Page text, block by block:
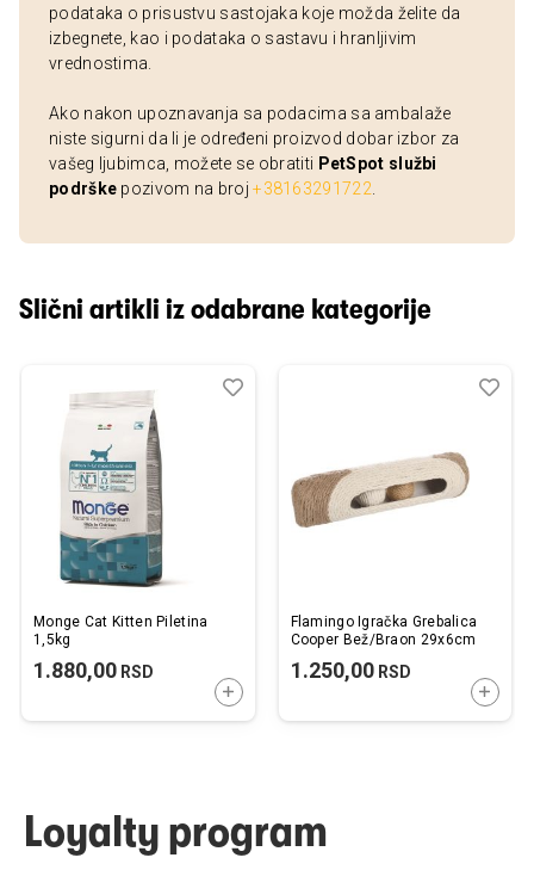
podataka o prisustvu sastojaka koje možda želite da
izbegnete, kao i podataka o sastavu i hranljivim
vrednostima.
Ako nakon upoznavanja sa podacima sa ambalaže
niste sigurni da li je određeni proizvod dobar izbor za
vašeg ljubimca, možete se obratiti PetSpot službi
podrške pozivom na broj+38163291722
Slični artikli iz odabrane kategorije
Monge Cat Kitten Piletina
1,5kg
1.880,00 RSD
DODAJTE U KORPU
Dodaj
Uporedi
Flamingo Igračka Grebalica
Cooper Bež/Braon 29x6cm
1.250,00RSD
Loyalty program